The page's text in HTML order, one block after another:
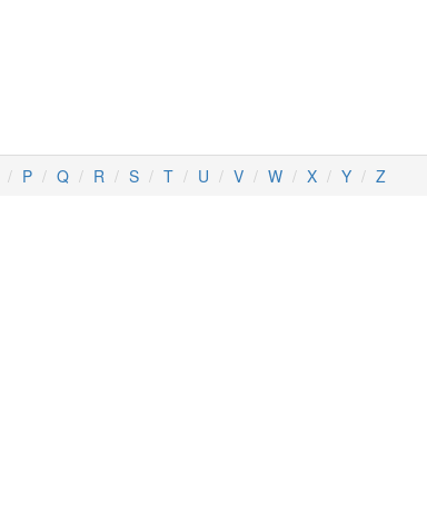
P Q R S T U V W X Y Z